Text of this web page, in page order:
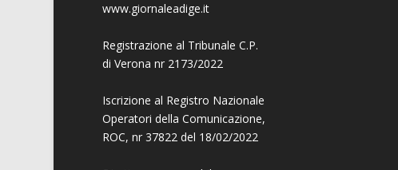
www.giornaleadige.it
Registrazione al Tribunale C.P.
di Verona nr 2173/2022
Iscrizione al Registro Nazionale
Operatori della Comunicazione,
ROC, nr 37822 del 18/02/2022